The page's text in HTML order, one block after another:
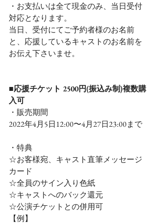
・お支払いは全て現金のみ、当日受付
対応となります。
当日、受付にてご予約者様のお名前
と、応援しているキャストのお名前を
お伝え下さいませ。
■応援チケット 2500円(振込み制)複数購
入可
・販売期間
2022年4月5日12:00〜4月27日23:00まで
・特典
☆お客様宛、キャスト直筆メッセージ
カード
☆全員のサイン入り色紙
☆キャストへのバック還元
☆公演チケットとの併用可
【例】